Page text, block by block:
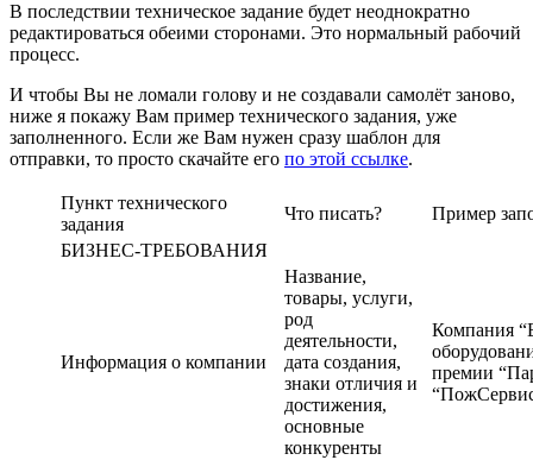
В последствии техническое задание будет неоднократно
редактироваться обеими сторонами. Это нормальный рабочий
процесс.
И чтобы Вы не ломали голову и не создавали самолёт заново,
ниже я покажу Вам пример технического задания, уже
заполненного. Если же Вам нужен сразу шаблон для
отправки, то просто скачайте его по этой ссылке.
Пункт технического
задания
Что писать?
Пример
БИЗНЕС-ТРЕБОВАНИЯ
Информация о компании
Название,
товары, услуги,
род
деятельности,
дата создания,
знаки отличия и
достижения,
основные
конкуренты
Компания
премии